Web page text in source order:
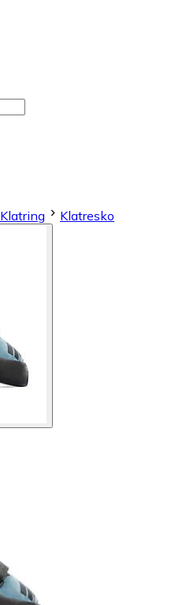
Klatring Klatresko